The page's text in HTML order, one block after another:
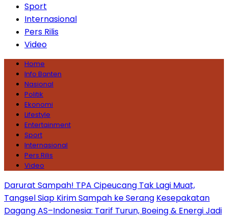
Sport
Internasional
Pers Rilis
Video
Home
Info Banten
Nasional
Politik
Ekonomi
Lifestyle
Entertainment
Sport
Internasional
Pers Rilis
Video
Darurat Sampah! TPA Cipeucang Tak Lagi Muat,
Tangsel Siap Kirim Sampah ke Serang Kesepakatan
Dagang AS–Indonesia: Tarif Turun, Boeing & Energi Jadi